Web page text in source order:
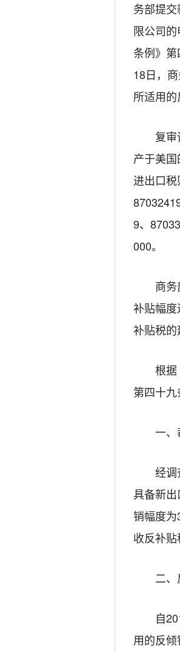
务部提
限公司
条例》
18日，
所适用的
复审调
产于美
进出口
9、
000。
商务部
补贴幅
补贴税的
根据《
第四十
一、
经调查
具备新
销幅度
收反补贴
二、
自
用的反